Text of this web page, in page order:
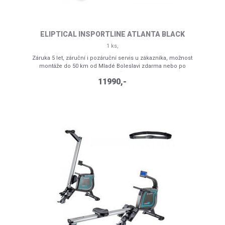
ELIPTICAL INSPORTLINE ATLANTA BLACK
1 ks,
Záruka 5 let, záruční i pozáruční servis u zákazníka, možnost
montáže do 50 km od Mladé Boleslavi zdarma nebo po
11990,-